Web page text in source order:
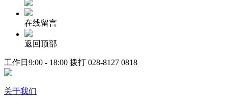
在线留言
返回顶部
工作日9:00 - 18:00 拨打 028-8127 0818
关于我们